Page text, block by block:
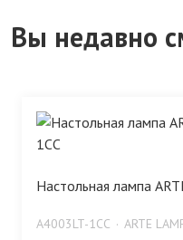
Вы недавно
Настольная лампа
A4003LT-1CC ARTE